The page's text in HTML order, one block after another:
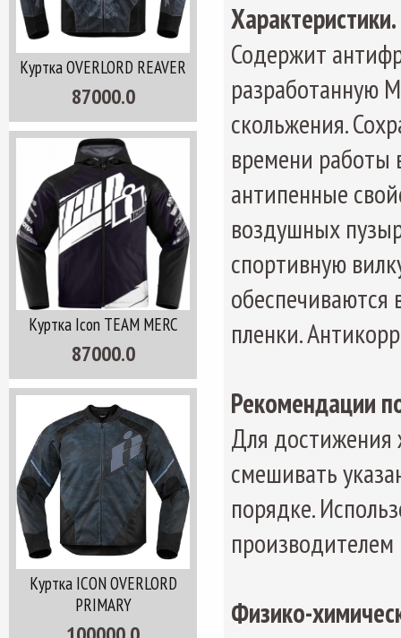
Куртка OVERLORD REAVER
87000.0
Куртка Icon TEAM MERC
87000.0
Куртка ICON OVERLORD
PRIMARY
Характеристики.
Содержит
разработанную
скольжения.
времени работы
антипенные
воздушных
спортивную
обеспечиваются
пленки.
Рекомендации
Для достижения
смешивать
порядке.
производителем
Физико-